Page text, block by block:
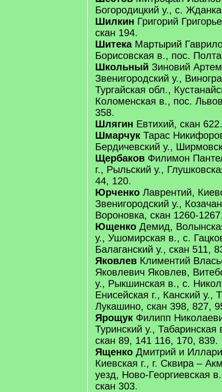
Богородицкий у., с.
Шилкин Григорий
скан 194.
ШитекаМартырий
Борисовская в., пос.
Школьный Зиновий
Звенигородский у.,
Тургайская обл.,
Коломенская в., пос.
358.
Шлягин Евтихий, скан 622.
Шмарчук Тарас
Бердичевский у.,
Щербаков Филимон
г., Рыльский у.,
44, 120.
Юрченко Лаврентий,
Звенигородский у.,
Вороновка, скан 1260-
Ющенко Демид,
у., Ушомирская в., с.
Балаганский у., скан 511,
Яковлев Климентий
Яковлевич Яковлев,
у., Рыкшинская в., с.
Енисейская г., Канский у.,
Лукашино, скан 398, 827,
Ярощук Филипп
Туринский у.,
скан 89, 141 116, 170, 839.
Ященко Дмитрий и
Киевская г., г. Сквира –
уезд, Ново-Георгиевская
скан 303.